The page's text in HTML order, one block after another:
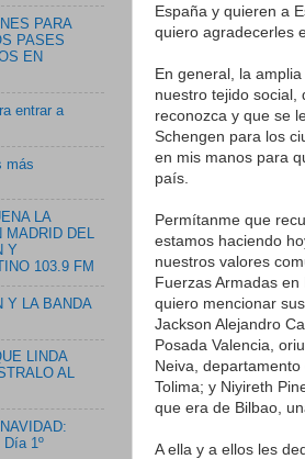
España y quieren a
quiero agradecerles
En general, la
nuestro tejido social,
reconozca y que se
Schengen para los
en mis manos para
país.
Permítanme que
estamos haciendo
nuestros valores
Fuerzas Armadas
quiero mencionar
Jackson Alejandro
Posada Valencia,
Neiva,
Tolima; y Niyireth
que era de Bilbao,
A ella y a ellos les
PARA
PASES
EN
entrar a
más
LA
MADRID DEL
Y
103.9 FM
Y LA BANDA
LINDA
AL
Día 1º